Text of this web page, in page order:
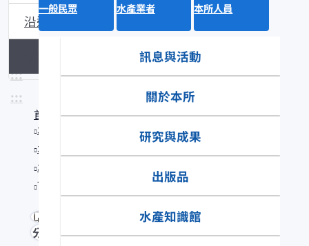
一般民眾 水產業者 本所人員
訊息與活動
關於本所
研究與成果
出版品
水產知識館
:::
沿近海標本數位典藏
:::
首頁
水產知識館
水產數位典藏
水產生物圖說
Trapezia septata
分享